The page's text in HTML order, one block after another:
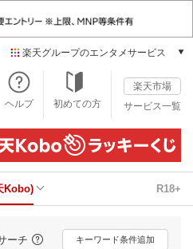
楽天グループのエンタメサービス
本/ゲーム/CD/DVD
楽天ブックス
電子書籍
楽天Kobo
雑誌読み放題
楽天ミュージック
動画配信
楽天TV
ヘルプ 初めての方
楽天市場
サービス一覧
Kobo) R18+
ーチ キーワード条件追加